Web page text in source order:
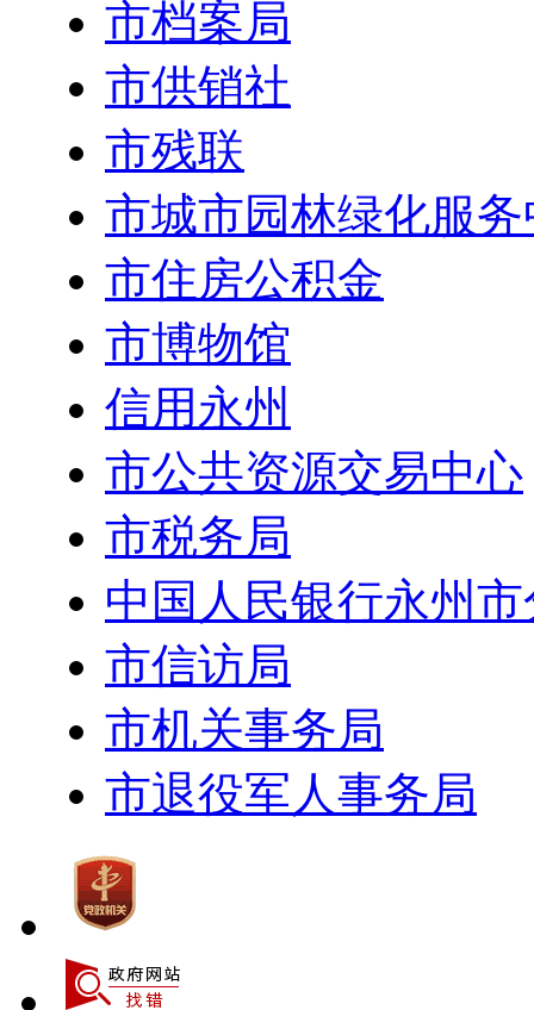
市档案局
市供销社
市残联
市城市园林绿化服
市住房公积金
市博物馆
信用永州
市公共资源交易中心
市税务局
中国人民银行永州
市信访局
市机关事务局
市退役军人事务局